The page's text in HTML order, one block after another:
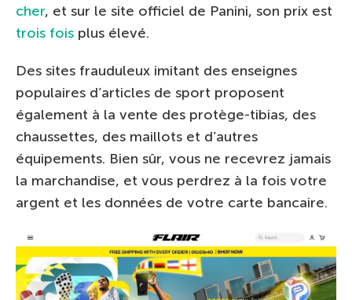
cher, et sur le site officiel de Panini, son prix est
trois fois plus élevé.
Des sites frauduleux imitant des enseignes
populaires d’articles de sport proposent
également à la vente des protège-tibias, des
chaussettes, des maillots et d’autres
équipements. Bien sûr, vous ne recevrez jamais
la marchandise, et vous perdrez à la fois votre
argent et les données de votre carte bancaire.